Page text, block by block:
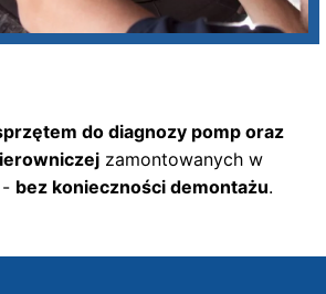
do diagnozy pomp oraz
zamontowanych w
- bez konieczności demontażu.